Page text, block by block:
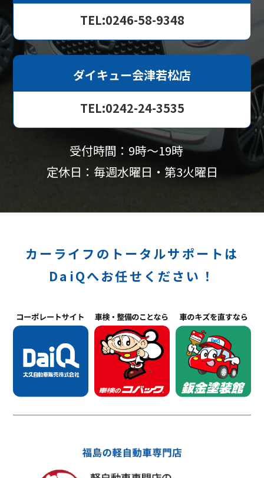
TEL:0246-58-9348
ダイキュー会津若松店
TEL:0242-24-3535
受付時間：9時〜19時
定休日：毎週水曜日・第3火曜日
カーライフのトータルサポートは
DaiQへお任せください！